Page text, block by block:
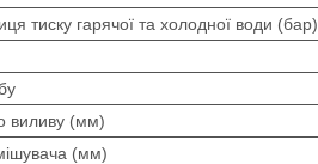
тиску гарячої та холодної води (бар)
виливу (мм)
(мм)